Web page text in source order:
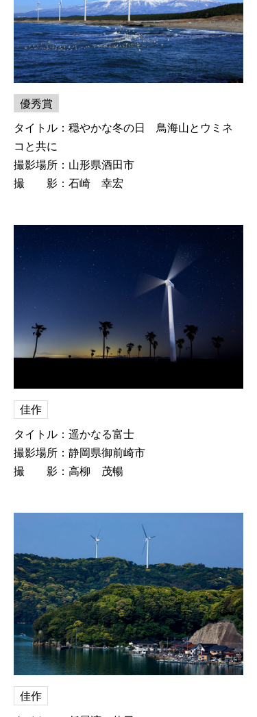
優秀賞
タイトル：穏やかな冬の日 鳥海山とウミネ
コと共に
撮影場所：山形県酒田市
撮 影：石崎 幸宏
佳作
タイトル：遥かなる富士
撮影場所：静岡県御前崎市
撮 影：高柳 茂暢
佳作